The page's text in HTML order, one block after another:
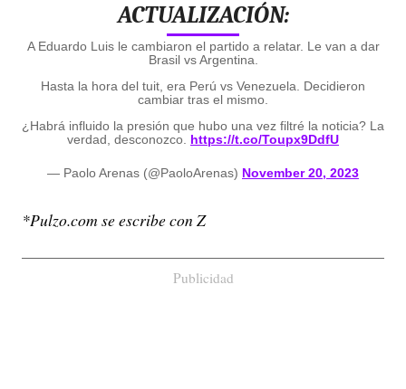
ACTUALIZACIÓN:
A Eduardo Luis le cambiaron el partido a relatar. Le van a dar
Brasil vs Argentina.
Hasta la hora del tuit, era Perú vs Venezuela. Decidieron
cambiar tras el mismo.
¿Habrá influido la presión que hubo una vez filtré la noticia? La
verdad, desconozco. https://t.co/Toupx9DdfU
— Paolo Arenas (@PaoloArenas) November 20, 2023
*Pulzo.com se escribe con Z
Publicidad